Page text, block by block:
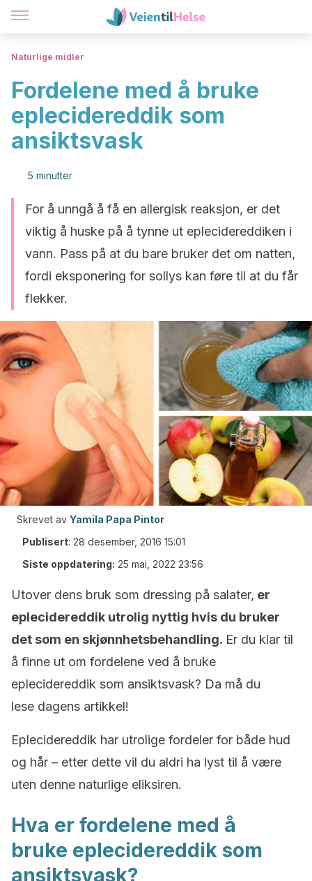
Naturlige midler
Fordelene med å bruke
eplecidereddik som
ansiktsvask
5 minutter
For å unngå å få en allergisk reaksjon, er det
viktig å huske på å tynne ut eplecidereddiken i
vann. Pass på at du bare bruker det om natten,
fordi eksponering for sollys kan føre til at du får
flekker.
Skrevet av Yamila Papa Pintor
Publisert: 28 desember, 2016 15:01
Siste oppdatering: 25 mai, 2022 23:56
Utover dens bruk som dressing på salater, er
eplecidereddik utrolig nyttig hvis du bruker
det som en skjønnhetsbehandling. Er du klar til
å finne ut om fordelene ved å bruke
eplecidereddik som ansiktsvask? Da må du
lese dagens artikkel!
Eplecidereddik har utrolige fordeler for både hud
og hår – etter dette vil du aldri ha lyst til å være
uten denne naturlige eliksiren.
Hva er fordelene med å
bruke eplecidereddik som
ansiktsvask?